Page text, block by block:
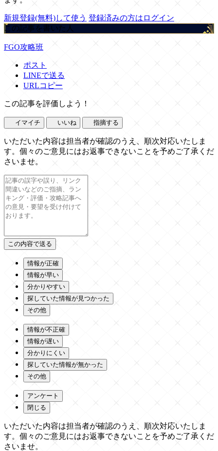
新規登録(無料)して使う 登録済みの方はログイン
この記事を書いた人
FGO攻略班
ポスト
LINEで送る
URLコピー
この記事を評価しよう！
イマイチ いいね 指摘する
いただいた内容は担当者が確認のうえ、順次対応いたしま
す。個々のご意見にはお返事できないことを予めご了承くだ
さいませ。
情報が正確
情報が早い
分かりやすい
探していた情報が見つかった
その他
情報が不正確
情報が遅い
分かりにくい
探していた情報が無かった
その他
アンケート
閉じる
いただいた内容は担当者が確認のうえ、順次対応いたしま
す。個々のご意見にはお返事できないことを予めご了承くだ
さいませ。